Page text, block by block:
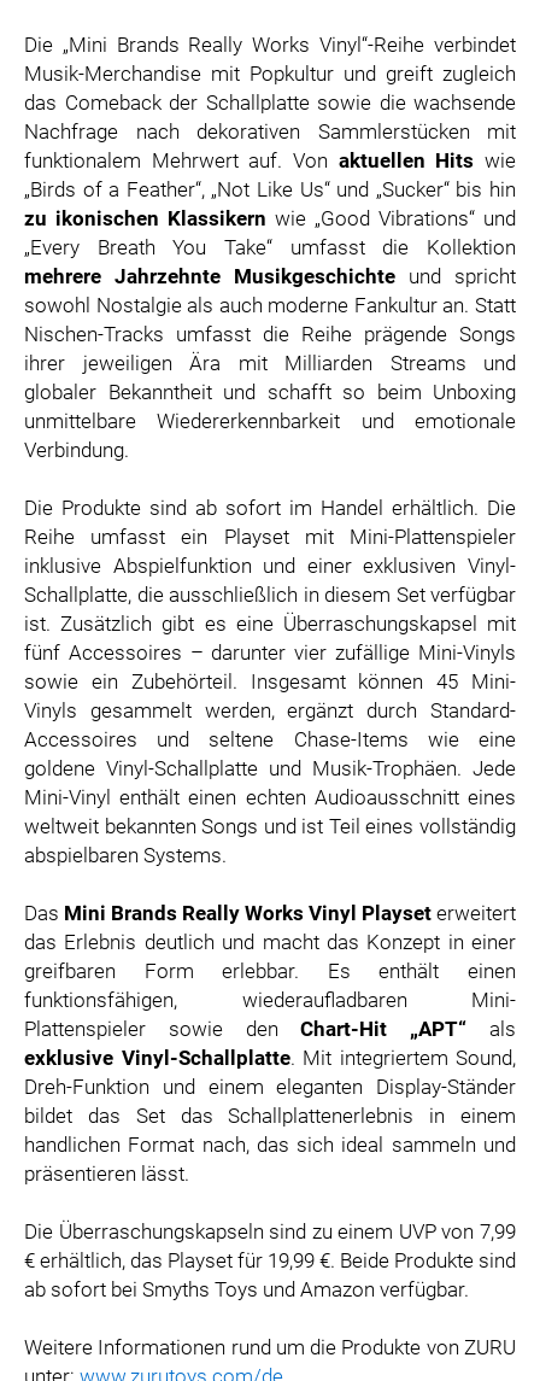
Die „Mini Brands Really Works Vinyl“-Reihe verbindet
Musik-Merchandise mit Popkultur und greift zugleich
das Comeback der Schallplatte sowie die wachsende
Nachfrage nach dekorativen Sammlerstücken mit
funktionalem Mehrwert auf. Von aktuellen Hits wie
„Birds of a Feather“, „Not Like Us“ und „Sucker“ bis hin
zu ikonischen Klassikern wie „Good Vibrations“ und
„Every Breath You Take“ umfasst die Kollektion
mehrere Jahrzehnte Musikgeschichte und spricht
sowohl Nostalgie als auch moderne Fankultur an. Statt
Nischen-Tracks umfasst die Reihe prägende Songs
ihrer jeweiligen Ära mit Milliarden Streams und
globaler Bekanntheit und schafft so beim Unboxing
unmittelbare Wiedererkennbarkeit und emotionale
Verbindung.
Die Produkte sind ab sofort im Handel erhältlich. Die
Reihe umfasst ein Playset mit Mini-Plattenspieler
inklusive Abspielfunktion und einer exklusiven Vinyl-
Schallplatte, die ausschließlich in diesem Set verfügbar
ist. Zusätzlich gibt es eine Überraschungskapsel mit
fünf Accessoires – darunter vier zufällige Mini-Vinyls
sowie ein Zubehörteil. Insgesamt können 45 Mini-
Vinyls gesammelt werden, ergänzt durch Standard-
Accessoires und seltene Chase-Items wie eine
goldene Vinyl-Schallplatte und Musik-Trophäen. Jede
Mini-Vinyl enthält einen echten Audioausschnitt eines
weltweit bekannten Songs und ist Teil eines vollständig
abspielbaren Systems.
Das Mini Brands Really Works Vinyl Playset erweitert
das Erlebnis deutlich und macht das Konzept in einer
greifbaren Form erlebbar. Es enthält einen
funktionsfähigen, wiederaufladbaren Mini-
Plattenspieler sowie denChart-Hit „APT“ als
exklusive Vinyl-Schallplatte. Mit integriertem Sound,
Dreh-Funktion und einem eleganten Display-Ständer
bildet das Set das Schallplattenerlebnis in einem
handlichen Format nach, das sich ideal sammeln und
präsentieren lässt.
Die Überraschungskapseln sind zu einem UVP von 7,99
€ erhältlich, das Playset für 19,99 €. Beide Produkte sind
ab sofort bei Smyths Toys und Amazon verfügbar.
Weitere Informationen rund um die Produkte von ZURU
unter: www.zurutoys.com/de